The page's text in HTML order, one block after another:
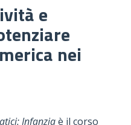
e
nei
Infanziaè il corso